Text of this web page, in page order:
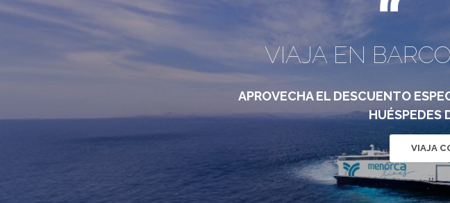
VIAJA EN
APROVECHA EL DESCUENTO
HUÉSPEDES
VIAJA